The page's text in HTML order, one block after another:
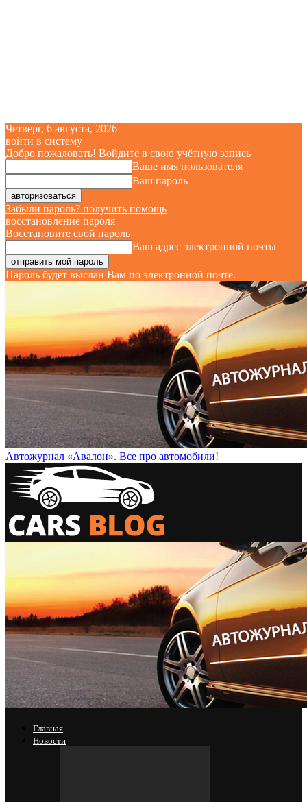
Четверг, 6 августа, 2026
войти в систему
Добро пожаловать! Войдите в свою учётную запись
Ваше имя пользователя
Ваш пароль
Забыли пароль? получить помощь
восстановление пароля
Восстановите свой пароль
Ваш адрес электронной почты
Пароль будет выслан Вам по электронной почте.
Автожурнал «Авалон». Все про автомобили!
Главная
Новости